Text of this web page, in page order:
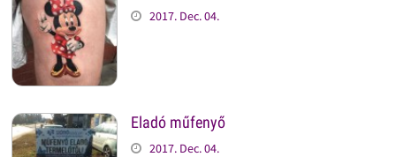
2017. Dec. 04.
Eladó műfenyő
2017. Dec. 04.